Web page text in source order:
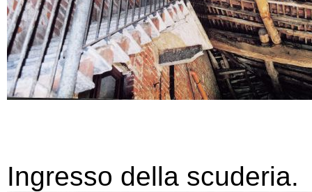
Ingresso della scuderia.